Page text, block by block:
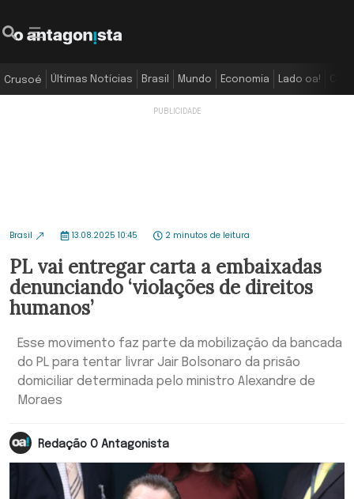
Crusoé Últimas Notícias Brasil Mundo Economia Lado oa!
Brasil 13.08.2025 10:45 2 minutos de leitura
PL vai entregar carta a embaixadas
denunciando ‘violações de direitos
humanos’
Esse movimento faz parte da mobilização da bancada
do PL para tentar livrar Jair Bolsonaro da prisão
domiciliar determinada pelo ministro Alexandre de
Moraes
Redação O Antagonista